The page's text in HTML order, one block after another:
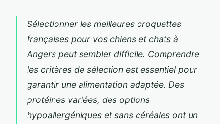
Sélectionner les meilleures croquettes
françaises pour vos chiens et chats à
Angers peut sembler difficile. Comprendre
les critères de sélection est essentiel pour
garantir une alimentation adaptée. Des
protéines variées, des options
hypoallergéniques et sans céréales ont un